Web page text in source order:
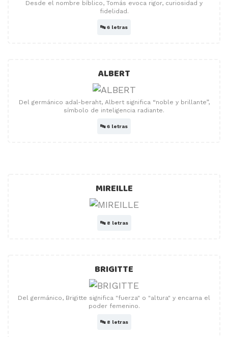
Desde el nombre bíblico, Tomás evoca rigor, curiosidad y
fidelidad.
🔤6 letras
ALBERT
Del germánico adal-beraht, Albert significa “noble y brillante”,
símbolo de inteligencia radiante.
🔤6 letras
MIREILLE
🔤 8 letras
BRIGITTE
Del germánico, Brigitte significa "fuerza" o "altura" y encarna el
poder femenino.
🔤 8 letras